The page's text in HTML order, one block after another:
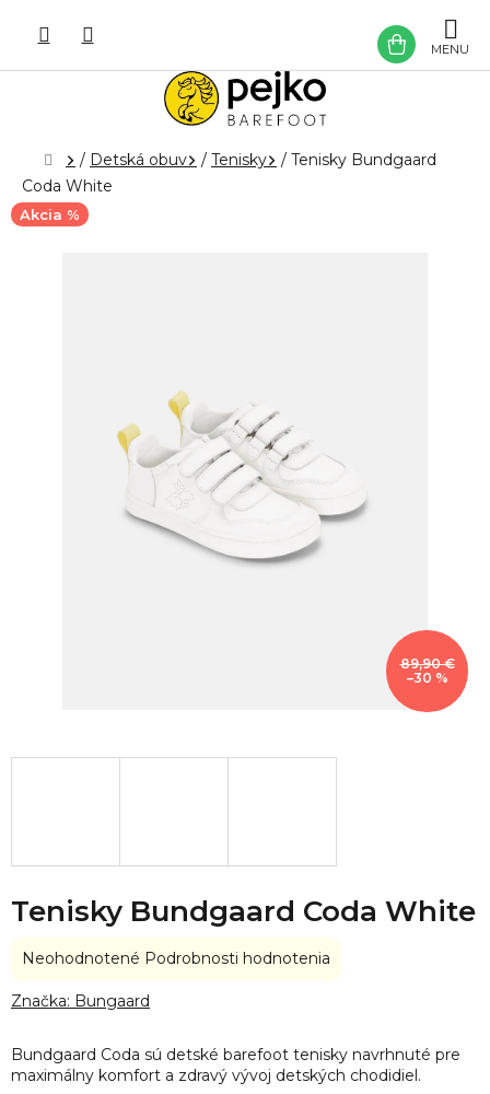
obsah
Domov
/ Detská obuv / Tenisky / Tenisky Bundgaard
Coda White
Akcia %
89,90 €
–30 %
Tenisky Bundgaard Coda White
Bundgaard Coda sú detské barefoot tenisky navrhnuté pre
maximálny komfort a zdravý vývoj detských chodidiel.
Priemerné
produktu
z
5
Neohodnotené Podrobnosti hodnotenia
Značka: Bungaard